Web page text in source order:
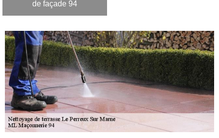
de façade 94